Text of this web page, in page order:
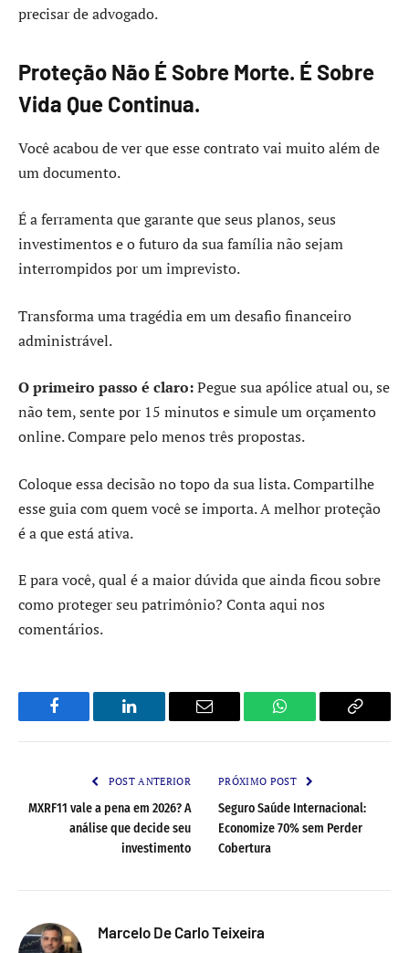
precisar de advogado.
Proteção Não É Sobre Morte. É Sobre
Vida Que Continua.
Você acabou de ver que esse contrato vai muito além de
um documento.
É a ferramenta que garante que seus planos, seus
investimentos e o futuro da sua família não sejam
interrompidos por um imprevisto.
Transforma uma tragédia em um desafio financeiro
administrável.
O primeiro passo é claro:Pegue sua apólice atual ou, se
não tem, sente por 15 minutos e simule um orçamento
online. Compare pelo menos três propostas.
Coloque essa decisão no topo da sua lista. Compartilhe
esse guia com quem você se importa. A melhor proteção
é a que está ativa.
E para você, qual é a maior dúvida que ainda ficou sobre
como proteger seu patrimônio? Conta aqui nos
comentários.
Facebook LinkedIn Email WhatsApp Copy
POST ANTERIOR
MXRF11 vale a pena em 2026? A
análise que decide seu
investimento
PRÓXIMO POST
Seguro Saúde Internacional:
Economize 70% sem Perder
Cobertura
Marcelo De Carlo Teixeira